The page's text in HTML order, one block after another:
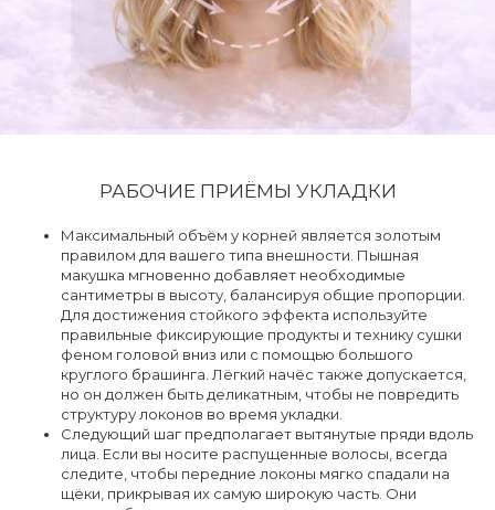
РАБОЧИЕ ПРИЁМЫ УКЛАДКИ
Максимальный объём у корней является золотым
правилом для вашего типа внешности. Пышная
макушка мгновенно добавляет необходимые
сантиметры в высоту, балансируя общие пропорции.
Для достижения стойкого эффекта используйте
правильные фиксирующие продукты и технику сушки
феном головой вниз или с помощью большого
круглого брашинга. Лёгкий начёс также допускается,
но он должен быть деликатным, чтобы не повредить
структуру локонов во время укладки.
Следующий шаг предполагает вытянутые пряди вдоль
лица. Если вы носите распущенные волосы, всегда
следите, чтобы передние локоны мягко спадали на
щёки, прикрывая их самую широкую часть. Они